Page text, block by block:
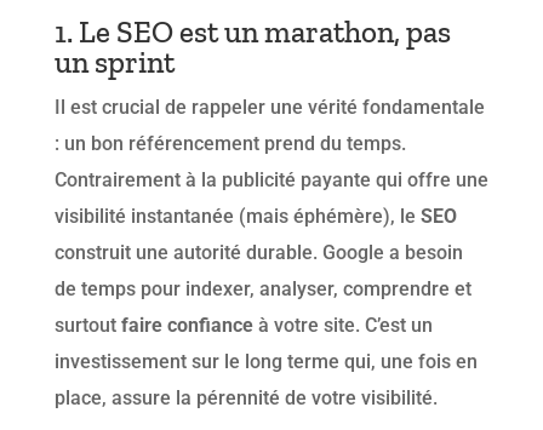
1. Le SEO est un marathon, pas
un sprint
Il est crucial de rappeler une vérité fondamentale
: un bon référencement prend du temps.
Contrairement à la publicité payante qui offre une
visibilité instantanée (mais éphémère), le SEO
construit une autorité durable. Google a besoin
de temps pour indexer, analyser, comprendre et
surtout faire confianceà votre site. C’est un
investissement sur le long terme qui, une fois en
place, assure la pérennité de votre visibilité.